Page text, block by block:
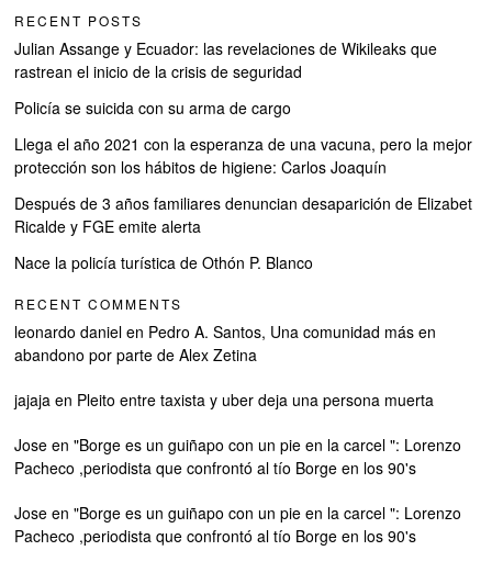
RECENT POSTS
Julian Assange y Ecuador: las revelaciones de Wikileaks que
rastrean el inicio de la crisis de seguridad
Policía se suicida con su arma de cargo
Llega el año 2021 con la esperanza de una vacuna, pero la mejor
protección son los hábitos de higiene: Carlos Joaquín
Después de 3 años familiares denuncian desaparición de Elizabet
Ricalde y FGE emite alerta
Nace la policía turística de Othón P. Blanco
RECENT COMMENTS
leonardo daniel en Pedro A. Santos, Una comunidad más en
abandono por parte de Alex Zetina
jajaja en Pleito entre taxista y uber deja una persona muerta
Jose en"Borge es un guiñapo con un pie en la carcel ": Lorenzo
Pacheco ,periodista que confrontó al tío Borge en los 90's
Jose en"Borge es un guiñapo con un pie en la carcel ": Lorenzo
Pacheco ,periodista que confrontó al tío Borge en los 90's